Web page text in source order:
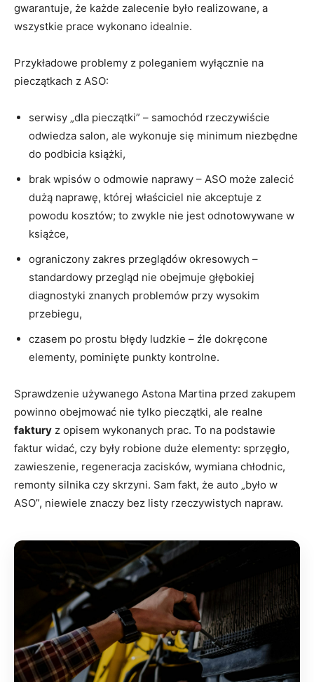
gwarantuje, że każde zalecenie było realizowane, a
wszystkie prace wykonano idealnie.
Przykładowe problemy z poleganiem wyłącznie na
pieczątkach z ASO:
serwisy „dla pieczątki” – samochód rzeczywiście
odwiedza salon, ale wykonuje się minimum niezbędne
do podbicia książki,
brak wpisów o odmowie naprawy – ASO może zalecić
dużą naprawę, której właściciel nie akceptuje z
powodu kosztów; to zwykle nie jest odnotowywane w
książce,
ograniczony zakres przeglądów okresowych –
standardowy przegląd nie obejmuje głębokiej
diagnostyki znanych problemów przy wysokim
przebiegu,
czasem po prostu błędy ludzkie – źle dokręcone
elementy, pominięte punkty kontrolne.
Sprawdzenie używanego Astona Martina przed zakupem
powinno obejmować nie tylko pieczątki, ale realne
faktury z opisem wykonanych prac. To na podstawie
faktur widać, czy były robione duże elementy: sprzęgło,
zawieszenie, regeneracja zacisków, wymiana chłodnic,
remonty silnika czy skrzyni. Sam fakt, że auto „było w
ASO”, niewiele znaczy bez listy rzeczywistych napraw.